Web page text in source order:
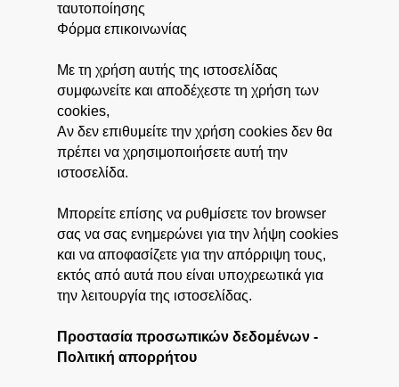
ταυτοποίησης
Φόρμα επικοινωνίας
Με τη χρήση αυτής της ιστοσελίδας
συμφωνείτε και αποδέχεστε τη χρήση των
cookies,
Αν δεν επιθυμείτε την χρήση cookies δεν θα
πρέπει να χρησιμοποιήσετε αυτή την
ιστοσελίδα.
Μπορείτε επίσης να ρυθμίσετε τον browser
σας να σας ενημερώνει για την λήψη cookies
και να αποφασίζετε για την απόρριψη τους,
εκτός από αυτά που είναι υποχρεωτικά για
την λειτουργία της ιστοσελίδας.
Προστασία προσωπικών δεδομένων -
Πολιτική απορρήτου